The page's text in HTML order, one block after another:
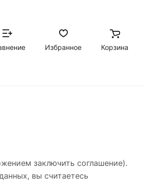
Избранное Корзина
заключить соглашение).
вы считаетесь